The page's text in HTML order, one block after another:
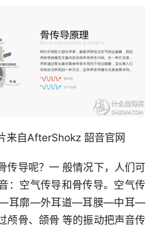
来自AfterShokz 韶音官网
传导呢？一 般情况下，人们可
：空气传导和骨传导。空气传
—耳廓—外耳道—耳膜—中耳—
颅骨、颌骨 等的振动把声音传